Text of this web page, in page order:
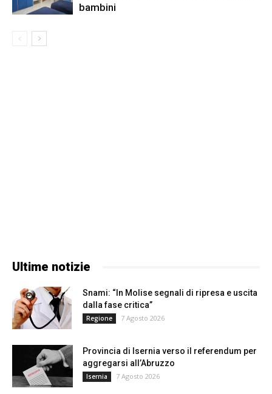
bambini
Ultime notizie
Snami: “In Molise segnali di ripresa e uscita
dalla fase critica”
Regione 7 Agosto 2026
Provincia di Isernia verso il referendum per
aggregarsi all’Abruzzo
Isernia 7 Agosto 2026